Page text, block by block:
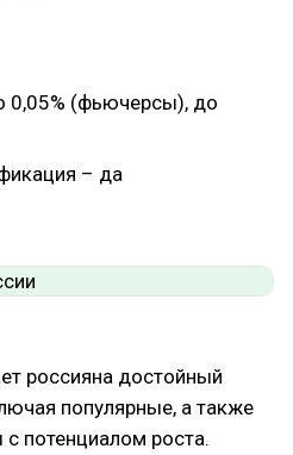
0,05% (фьючерсы), до
– да
россияна достойный
популярные, а также
потенциалом роста.